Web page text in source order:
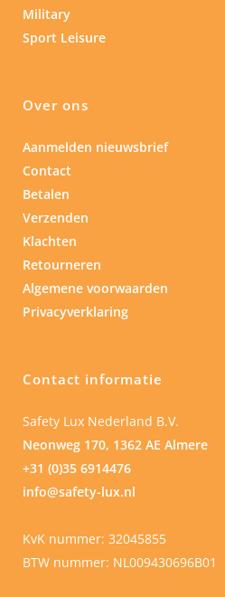
Military
Sport Leisure
Over ons
Aanmelden nieuwsbrief
Contact
Betalen
Verzenden
Klachten
Retourneren
Algemene voorwaarden
Privacyverklaring
Contact informatie
Safety Lux Nederland B.V.
Neonweg 170, 1362 AE Almere
+31 (0)35 6914476
info@safety-lux.nl
KvK nummer: 32045855
BTW nummer: NL009430696B01